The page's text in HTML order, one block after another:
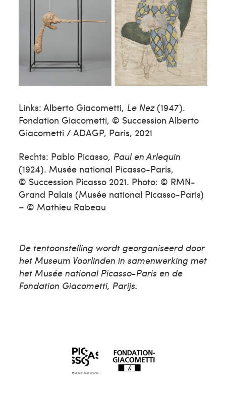
Links: Alberto Giacometti, Le Nez(1947).
Fondation Giacometti, © Succession Alberto
Giacometti / ADAGP, Paris, 2021
Rechts: Pablo Picasso, Paul en Arlequin
(1924). Musée national Picasso-Paris,
© Succession Picasso 2021. Photo: © RMN-
Grand Palais (Musée national Picasso-Paris)
– © Mathieu Rabeau
De tentoonstelling wordt georganiseerd door
het Museum Voorlinden in samenwerking met
het Musée national Picasso-Paris en de
Fondation Giacometti, Parijs.